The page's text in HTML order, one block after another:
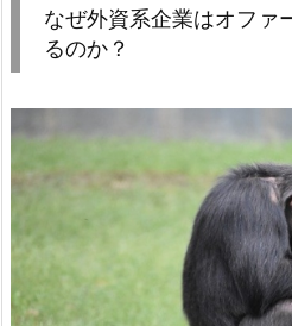
なぜ外資系企業はオファ
るのか？